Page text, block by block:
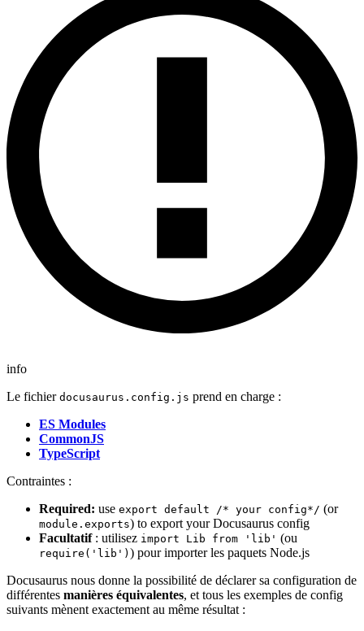
info
Le fichier docusaurus.config.js prend en charge :
ES Modules
CommonJS
TypeScript
Contraintes :
Required: use export default /* your config*/ (or
module.exports) to export your Docusaurus config
Facultatif: utilisez import Lib from 'lib' (ou
require('lib') ) pour importer les paquets Node.js
Docusaurus nous donne la possibilité de déclarer sa configuration de
différentes manières équivalentes, et tous les exemples de config
suivants mènent exactement au même résultat :